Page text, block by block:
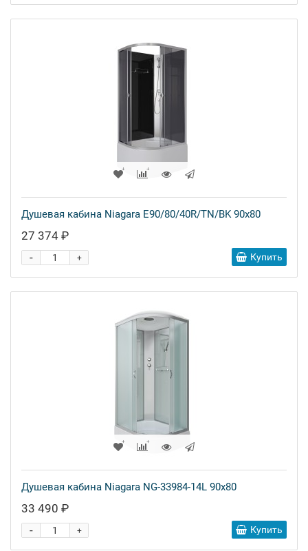
Душевая кабина Niagara E90/80/40R/TN/BK 90x80
27 374 ₽
+
- Купить
Душевая кабина Niagara NG-33984-14L 90x80
33 490 ₽
+
- Купить